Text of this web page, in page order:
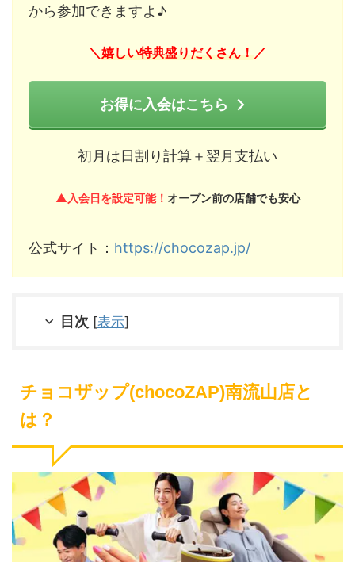
から参加できますよ♪
＼ 嬉しい特典盛りだくさん！ ／
お得に入会はこちら
初月は日割り計算＋翌月支払い
▲入会日を設定可能！ オープン前の店舗でも安心
公式サイト： https://chocozap.jp/
目次 [表示]
チョコザップ(chocoZAP)南流山店と
は？